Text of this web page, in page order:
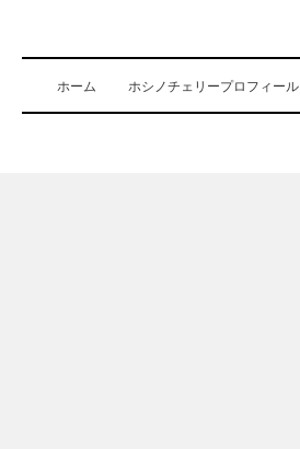
ホーム ホシノチェリープロフィール